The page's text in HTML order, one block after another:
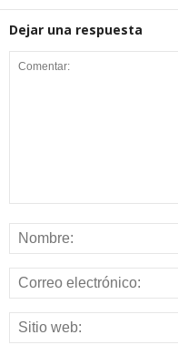
Dejar una respuesta